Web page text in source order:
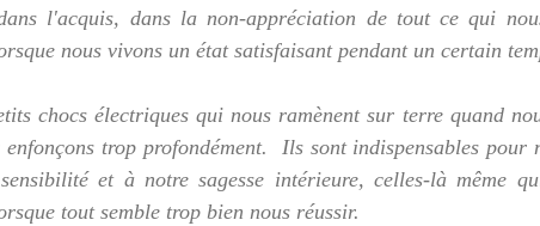
l'acquis, dans la non-appréciation de tout ce qui
nous vivons un état satisfaisant pendant un certain
chocs électriques qui nous ramènent sur terre quand
trop profondément.  Ils sont indispensables pour
et à notre sagesse intérieure, celles-là même
tout semble trop bien nous réussir.